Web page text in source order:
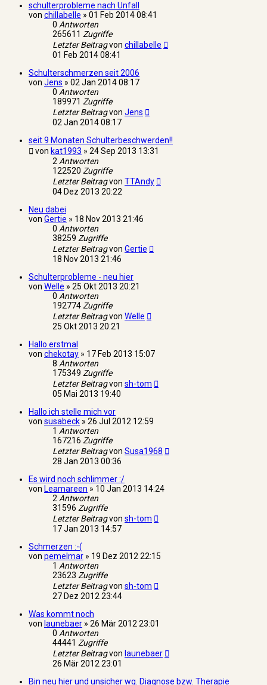
schulterprobleme nach Unfall
von chillabelle » 01 Feb 2014 08:41
0 Antworten
265611 Zugriffe
Letzter Beitragvon chillabelle
01 Feb 2014 08:41
Schulterschmerzen seit 2006
von Jens » 02 Jan 2014 08:17
0 Antworten
189971 Zugriffe
Letzter Beitragvon Jens
02 Jan 2014 08:17
seit 9 Monaten Schulterbeschwerden!!
von kat1993 » 24 Sep 2013 13:31
2Antworten
122520 Zugriffe
Letzter Beitragvon TTAndy
04 Dez 2013 20:22
Neu dabei
von Gertie » 18 Nov 2013 21:46
0 Antworten
38259 Zugriffe
Letzter Beitragvon Gertie
18 Nov 2013 21:46
Schulterprobleme - neu hier
von Welle » 25 Okt 2013 20:21
0 Antworten
192774Zugriffe
Letzter Beitragvon Welle
25 Okt 2013 20:21
Hallo erstmal
von chekotay » 17 Feb 2013 15:07
8 Antworten
175349 Zugriffe
Letzter Beitragvon sh-tom
05 Mai 2013 19:40
Hallo ich stelle mich vor
von susabeck » 26 Jul 2012 12:59
1 Antworten
167216 Zugriffe
Letzter Beitragvon Susa1968
28 Jan 2013 00:36
Es wird noch schlimmer :/
von Leamareen » 10 Jan 2013 14:24
2Antworten
31596 Zugriffe
Letzter Beitragvon sh-tom
17 Jan 2013 14:57
Schmerzen :-(
von pemelmar » 19 Dez 2012 22:15
1 Antworten
23623 Zugriffe
Letzter Beitragvon sh-tom
27 Dez 2012 23:44
Was kommt noch
von launebaer » 26 Mär 2012 23:01
0 Antworten
44441 Zugriffe
Letzter Beitragvon launebaer
26 Mär 2012 23:01
Bin neu hier und unsicher wg. Diagnose bzw. Therapie